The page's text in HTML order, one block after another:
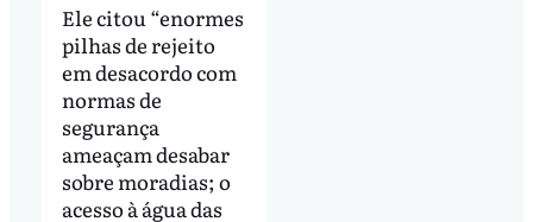
Ele citou “enormes
pilhas de rejeito
em desacordo com
normas de
segurança
ameaçam desabar
sobre moradias; o
acesso à água das